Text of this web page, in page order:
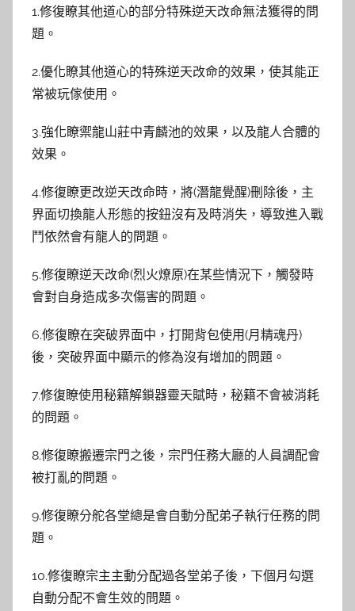
1.修復瞭其他道心的部分特殊逆天改命無法獲得的問
題。
2.優化瞭其他道心的特殊逆天改命的效果，使其能正
常被玩傢使用。
3.強化瞭禦龍山莊中青麟池的效果，以及龍人合體的
效果。
4.修復瞭更改逆天改命時，將(潛龍覺醒)刪除後，主
界面切換龍人形態的按鈕沒有及時消失，導致進入戰
鬥依然會有龍人的問題。
5.修復瞭逆天改命(烈火燎原)在某些情況下，觸發時
會對自身造成多次傷害的問題。
6.修復瞭在突破界面中，打開背包使用(月精魂丹)
後，突破界面中顯示的修為沒有增加的問題。
7.修復瞭使用秘籍解鎖器靈天賦時，秘籍不會被消耗
的問題。
8.修復瞭搬遷宗門之後，宗門任務大廳的人員調配會
被打亂的問題。
9.修復瞭分舵各堂總是會自動分配弟子執行任務的問
題。
10.修復瞭宗主主動分配過各堂弟子後，下個月勾選
自動分配不會生效的問題。